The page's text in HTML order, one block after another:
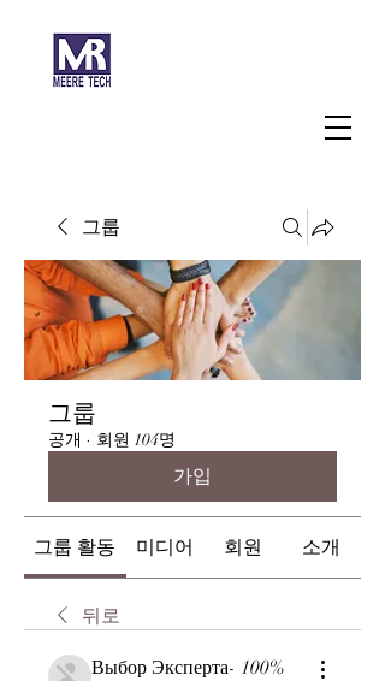
그룹
그룹
공개 · 회원 104명
가입
그룹 활동 미디어 회원 소개
뒤로
Выбор Эксперта- 100%